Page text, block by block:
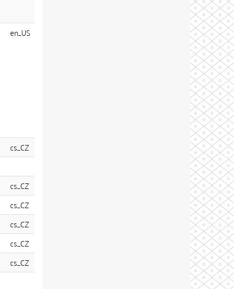
en_US
cs_CZ
cs_CZ
cs_CZ
cs_CZ
cs_CZ
cs_CZ